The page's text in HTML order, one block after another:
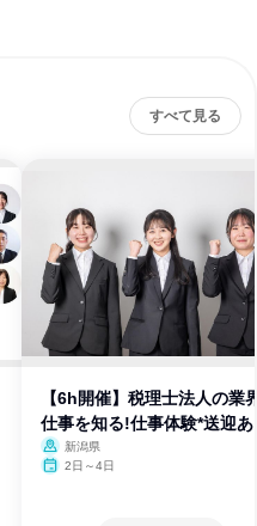
すべて見る
【6h開催】税理士法人の業
仕事を知る!仕事体験*送迎あ
新潟県
2日～4日